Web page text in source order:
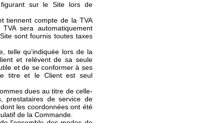
sur le Site lors de
tiennent compte de la TVA
sera automatiquement
sont fournis toutes taxes
telle qu’indiquée lors de la
et relèvent de sa seule
et de se conformer à ses
titre et le Client est seul
dues au titre de celle-
prestataires de service de
les coordonnées ont été
de la Commande.